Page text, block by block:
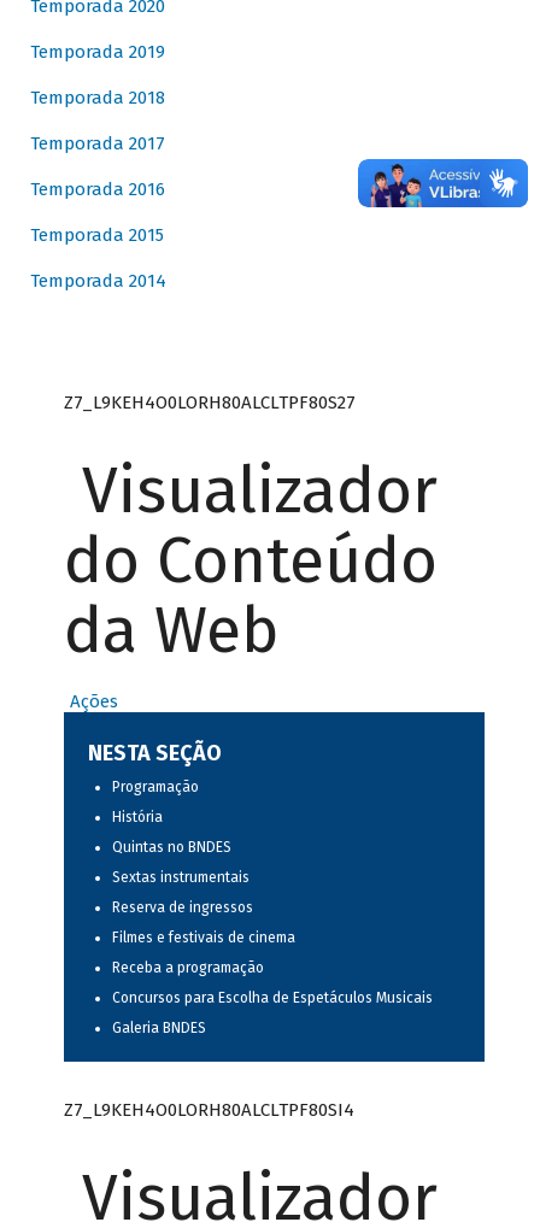
Temporada 2020
Temporada 2019
Temporada 2018
Temporada 2017
Temporada 2016
Temporada 2015
Temporada 2014
Z7_L9KEH4O0LORH80ALCLTPF80S27
Visualizador
do Conteúdo
da Web
Ações
NESTA SEÇÃO
Programação
História
Quintas no BNDES
Sextas instrumentais
Reserva de ingressos
Filmes e festivais de cinema
Receba a programação
Concursos para Escolha de Espetáculos Musicais
Galeria BNDES
Z7_L9KEH4O0LORH80ALCLTPF80SI4
Visualizador